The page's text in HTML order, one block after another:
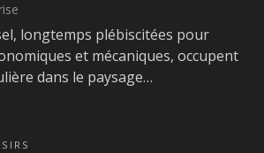
longtemps plébiscitées pour
et mécaniques, occupent
dans le paysage…